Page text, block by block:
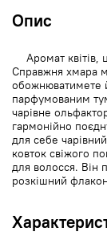
Опис
Аромат квітів,
Справжня хмара
обожнюватимете
парфумованим
чарівне
гармонійно
для себе
ковток свіжого
для волосся. Він
розкішний